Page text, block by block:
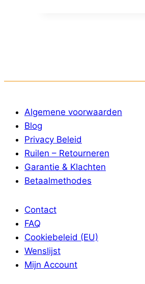
Algemene voorwaarden
Blog
Privacy Beleid
Ruilen – Retourneren
Garantie & Klachten
Betaalmethodes
Contact
FAQ
Cookiebeleid (EU)
Wenslijst
Mijn Account